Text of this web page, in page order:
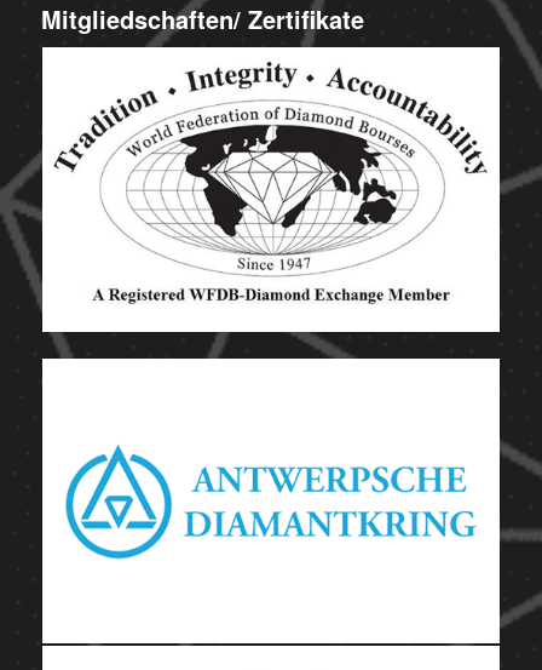
Mitgliedschaften/ Zertifikate